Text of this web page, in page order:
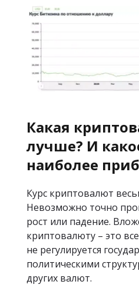
Какая
лучше? И
наиболее
Курс криптовалют
Невозможно точно
рост или падение.
криптовалюту – это
не регулируется
политическими
других валют.